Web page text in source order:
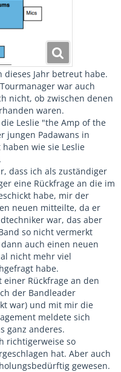
Jahr betreut habe.
war auch
nicht, ob zwischen denen
waren.
Leslie "the Amp of the
jungen Padawans in
wie sie Leslie
dass ich als zuständiger
eine Rückfrage an die im
habe, mir der
neuen mitteilte, da er
war, das aber
so nicht vermerkt
auch einen neuen
nicht mehr viel
habe.
Rückfrage an den
der Bandleader
war) und mit mir die
meldete sich
ganz anderes.
richtigerweise so
hat. Aber auch
gewesen.